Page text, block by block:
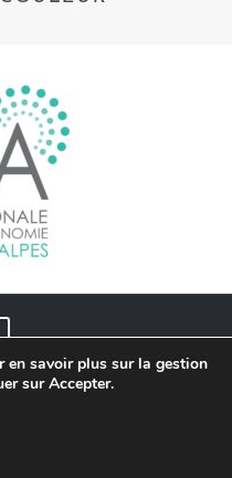
Bleu Mentions légales
en savoir plus sur la gestion
sur Accepter.